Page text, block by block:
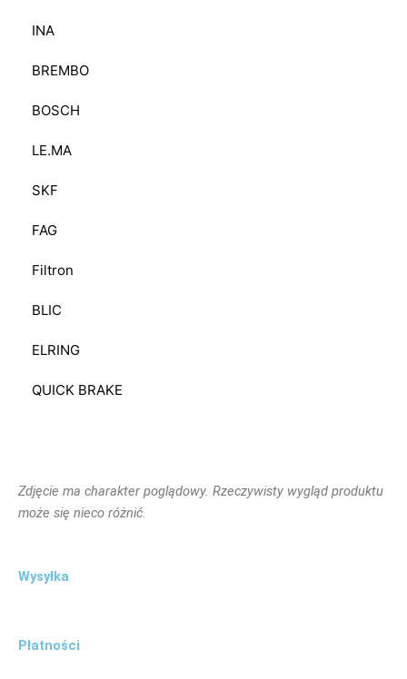
INA
BREMBO
BOSCH
LE.MA
SKF
FAG
Filtron
BLIC
ELRING
QUICK BRAKE
Zdjęcie ma charakter poglądowy. Rzeczywisty wygląd produktu
może się nieco różnić.
Wysyłka
Płatności